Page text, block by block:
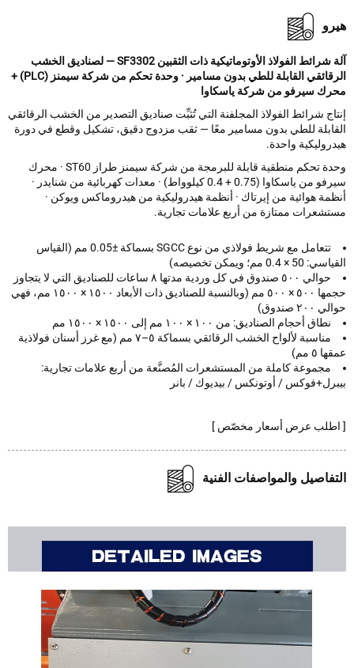
آلة شرائط الفولاذ الأوتوماتيكية ذات الثقبين SF3302 — لصناديق الخشب
الرقائقي القابلة للطي بدون مسامير · وحدة تحكم من شركة سيمنز (PLC) +
سيرفو من شركة ياسكاوا
شرائط الفولاذ المجلفنة التي تُثبِّت صناديق التصدير من الخشب الرقائقي
للطي بدون مسامير معًا — ثقب مزدوج دقيق، تشكيل وقطع في دورة
واحدة.
وحدة تحكم منطقية قابلة للبرمجة من شركة سيمنز طراز ST60 · محرك
سيرفو من ياسكاوا (0.75 + 0.4 كيلوواط) · معدات كهربائية من شنايدر ·
هوائية من إيرتاك · أنظمة هيدروليكية من هيدروماكس ويوكن ·
ممتازة من أربع علامات تجارية.
تتعامل مع شريط فولاذي من نوع SGCC بسماكة ±0.05 مم (القياس
0.4 مم؛ ويمكن تخصيصه)
حوالي ٥٠٠ صندوق في كل وردية مدتها ٨ ساعات للصناديق التي لا يتجاوز
حجمها ٥٠٠ × ٥٠٠ مم (وبالنسبة للصناديق ذات الأبعاد ١٥٠٠ × ١٥٠٠ مم، فهي
صندوق)
نطاق أحجام الصناديق: من ١٠٠ × ١٠٠ مم إلى ١٥٠٠ × ١٥٠٠ مم
مناسبة لألواح الخشب الرقائقي بسماكة ٥–٧ مم (مع غرز أسنان فولاذية
٥ مم)
مجموعة كاملة من المستشعرات المُصنَّعة من أربع علامات تجارية:
/ أوتونكس / بيديوك / بانر
عرض أسعار مخصّص ]
والمواصفات الفنية